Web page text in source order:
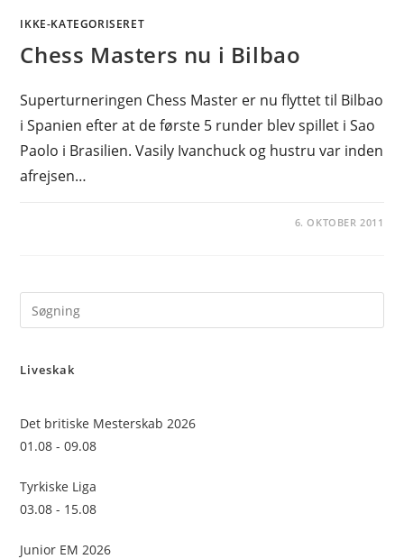
IKKE-KATEGORISERET
Chess Masters nu i Bilbao
Superturneringen Chess Master er nu flyttet til Bilbao
i Spanien efter at de første 5 runder blev spillet i Sao
Paolo i Brasilien. Vasily Ivanchuck og hustru var inden
afrejsen…
6. OKTOBER 2011
Liveskak
Det britiske Mesterskab 2026
01.08 - 09.08
Tyrkiske Liga
03.08 - 15.08
Junior EM 2026